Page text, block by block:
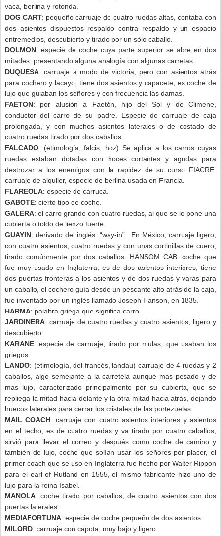
vaca, berlina y rotonda.
DOG CART: pequeño carruaje de cuatro ruedas altas, contaba con
dos asientos dispuestos respaldo contra respaldo y un espacio
entremedios, descubierto y tirado por un sólo caballo.
DOLMON: especie de coche cuya parte superior se abre en dos
mitades, presentando alguna analogía con algunas carretas.
DUQUESA: carruaje a modo de victoria, pero con asientos atrás
para cochero y lacayo, tiene dos asientos y capacete, es coche de
lujo que guiaban los señores y con frecuencia las damas.
FAETON: por alusión a Faetón, hijo del Sol y de Climene,
conductor del carro de su padre. Especie de carruaje de caja
prolongada, y con muchos asientos laterales o de costado de
cuatro ruedas tirado por dos caballos.
FALCADO: (etimología, falcis, hoz) Se aplica a los carros cuyas
ruedas estaban dotadas con hoces cortantes y agudas para
destrozar a los enemigos con la rapidez de su curso FIACRE:
carruaje de alquiler, especie de berlina usada en Francia.
FLAREOLA: especie de carruca.
GABOTE: cierto tipo de coche.
GALERA: el carro grande con cuatro ruedas, al que se le pone una
cubierta o toldo de lienzo fuerte.
GUAYIN: derivado del inglés: “way-in”.
En México, carruaje ligero,
con cuatro asientos, cuatro ruedas y con unas cortinillas de cuero,
tirado comúnmente por dos caballos. HANSOM CAB: coche que
fue muy usado en Inglaterra, es de dos asientos interiores, tiene
dos puertas fronteras a los asientos y de dos ruedas y varas para
un caballo, el cochero guía desde un pescante alto atrás de la caja,
fue inventado por un inglés llamado Joseph Hanson, en 1835.
HARMA: palabra griega que significa carro.
JARDINERA: carruaje de cuatro ruedas y cuatro asientos, ligero y
descubierto.
KARANE: especie de carruaje, tirado por mulas, que usaban los
griegos.
LANDO: (etimología, del francés, landau) carruaje de 4 ruedas y 2
caballos, algo semejante a la carretela aunque mas pesado y de
mas lujo, caracterizado principalmente por su cubierta, que se
repliega la mitad hacia delante y la otra mitad hacia atrás, dejando
huecos laterales para cerrar los cristales de las portezuelas.
MAIL COACH: carruaje con cuatro asientos interiores y asientos
en el techo, es de cuatro ruedas y va tirado por cuatro caballos,
sirvió para llevar el correo y después como coche de camino y
también de lujo, coche que solían usar los señores por placer, el
primer coach que se uso en Inglaterra fue hecho por Walter Rippon
para el earl of Rutland en 1555, el mismo fabricante hizo uno de
lujo para la reina Isabel.
MANOLA: coche tirado por caballos, de cuatro asientos con dos
puertas laterales.
MEDIAFORTUNA: especie de coche pequeño de dos asientos.
MILORD: carruaje con capota, muy bajo y ligero.